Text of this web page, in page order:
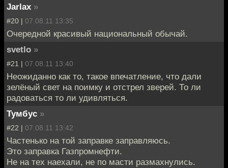
Jarlax »
#20 | 07.08.11 13:35
Очередной красивый национальный обычай.
svetlo »
#21 | 07.08.11 13:40
Неожиданно как то, такое впечатление, что дали
зелёный свет на поимку и отстрел зверей. То ли
радоваться то ли удивляться.
Тумбус »
#22 | 07.08.11 13:42
Частенько на той заправке заправляюсь.
Это заправка Газпромнефти.
Не на тех наехали, не по масти размахнулись.